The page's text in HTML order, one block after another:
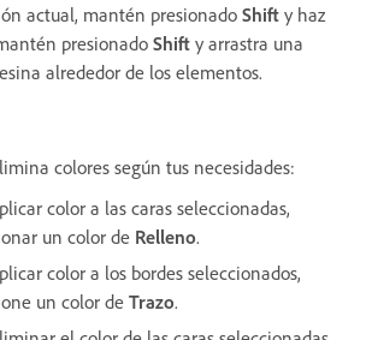
actual, mantén presionado Shift y haz
presionado Shift y arrastra una
alrededor de los elementos.
colores según tus necesidades:
color a las caras seleccionadas,
un color de Relleno.
color a los bordes seleccionados,
un color de Trazo.